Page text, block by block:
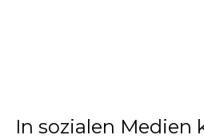
In sozialen Medien